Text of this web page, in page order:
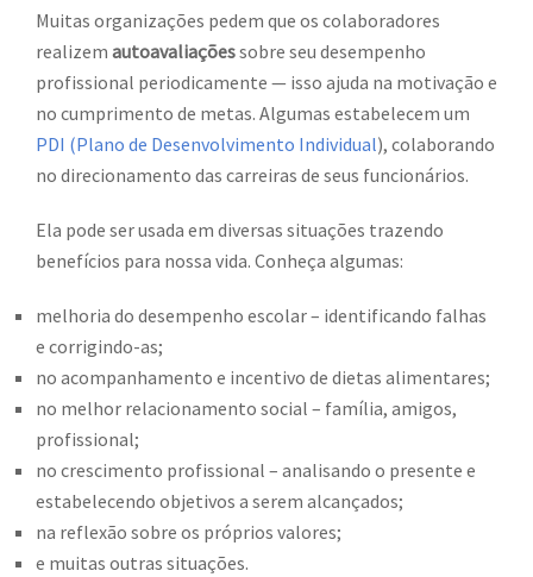
Muitas organizações pedem que os colaboradores
realizem autoavaliaçõessobre seu desempenho
profissional periodicamente — isso ajuda na motivação e
no cumprimento de metas. Algumas estabelecem um
PDI (Plano de Desenvolvimento Individual), colaborando
no direcionamento das carreiras de seus funcionários.
Ela pode ser usada em diversas situações trazendo
benefícios para nossa vida. Conheça algumas:
melhoria do desempenho escolar – identificando falhas
e corrigindo-as;
no acompanhamento e incentivo de dietas alimentares;
no melhor relacionamento social – família, amigos,
profissional;
no crescimento profissional – analisando o presente e
estabelecendo objetivos a serem alcançados;
na reflexão sobre os próprios valores;
e muitas outras situações.